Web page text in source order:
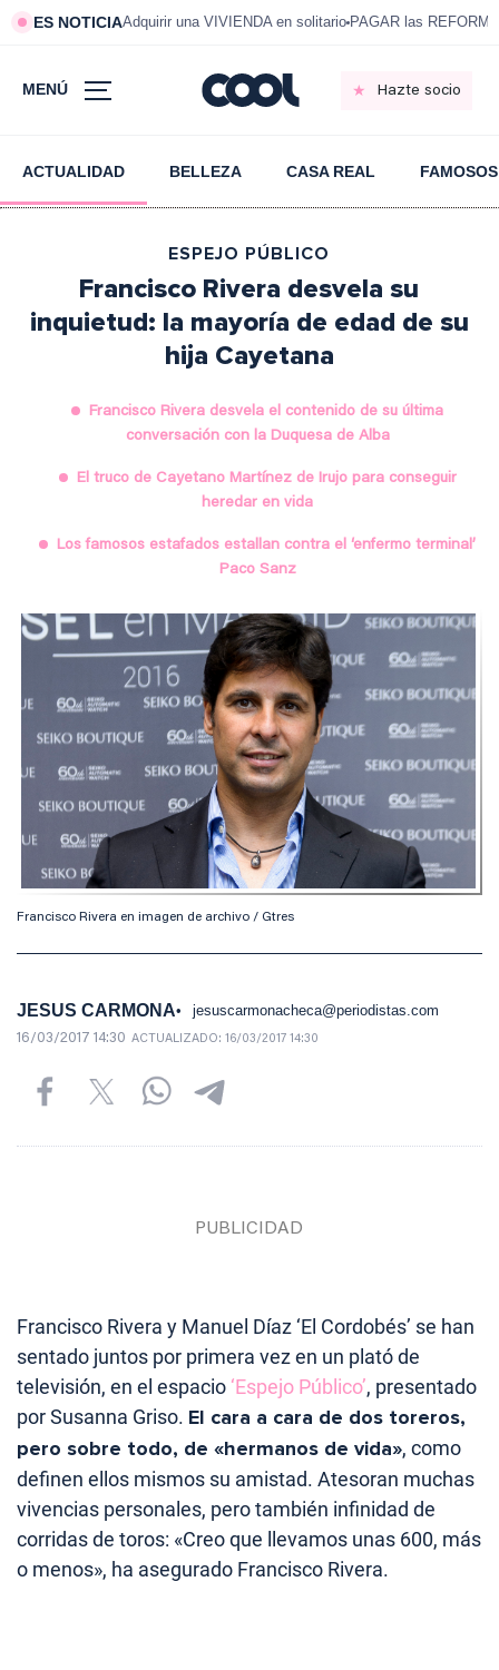
ES NOTICIAAdquirir una VIVIENDA en solitario PAGAR las
MENÚ Hazte socio
ACTUALIDAD BELLEZA CASA REAL FAMOSOS
ESPEJO PÚBLICO
Francisco Rivera desvela su
inquietud: la mayoría de edad de su
hija Cayetana
Francisco Rivera desvela el contenido de su última
conversación con la Duquesa de Alba
El truco de Cayetano Martínez de Irujo para conseguir
heredar en vida
Los famosos estafados estallan contra el ‘enfermo terminal’
Paco Sanz
Francisco Rivera en imagen de archivo / Gtres
JESUS CARMONA jesuscarmonacheca@periodistas.com
16/03/2017 14:30 ACTUALIZADO: 16/03/2017 14:30
Francisco Rivera y Manuel Díaz ‘El Cordobés’ se han
sentado juntos por primera vez en un plató de
televisión, en el espacio ‘Espejo Público’, presentado
por Susanna Griso. El cara a cara de dos toreros,
pero sobre todo, de «hermanos de vida», como
definen ellos mismos su amistad. Atesoran muchas
vivencias personales, pero también infinidad de
corridas de toros: «Creo que llevamos unas 600, más
o menos», ha asegurado Francisco Rivera.